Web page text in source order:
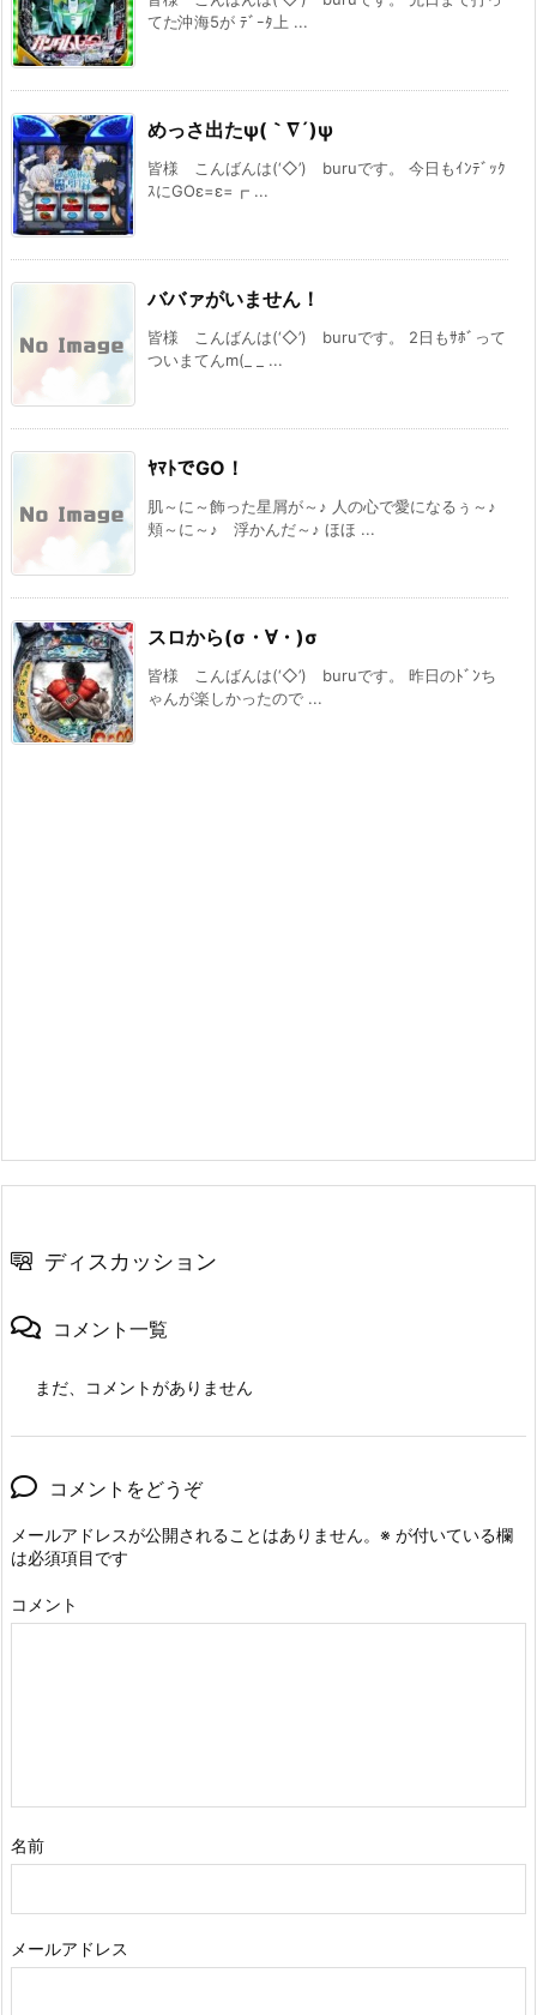
てた沖海5が ﾃﾞｰﾀ上 ...
めっさ出たψ(｀∇´)ψ
皆様 こんばんは(‘◇’)ゞburuです。 今日もｲﾝﾃﾞｯｸ
ｽにGOε=ε=┏ ...
ババァがいません！
皆様 こんばんは(‘◇’)ゞburuです。 2日もｻﾎﾞって
ついまてんm(_ _ ...
ﾔﾏﾄでGO！
肌～に～飾った星屑が～♪ 人の心で愛になるぅ～♪
頬～に～♪ 浮かんだ～♪ ほほ ...
スロから(σ・∀・)σ
皆様 こんばんは(‘◇’)ゞburuです。 昨日のﾄﾞﾝち
ゃんが楽しかったので ...
ディスカッション
コメント一覧
まだ、コメントがありません
コメントをどうぞ
メールアドレスが公開されることはありません。 ※ が付いている欄
は必須項目です
コメント
名前
メールアドレス